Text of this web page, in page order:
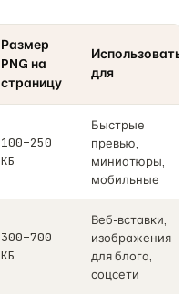
Размер
PNG на
страницу
Использовать
для
100–250
КБ
Быстрые
превью,
миниатюры,
мобильные
300–700
КБ
Веб-вставки,
изображения
для блога,
соцсети